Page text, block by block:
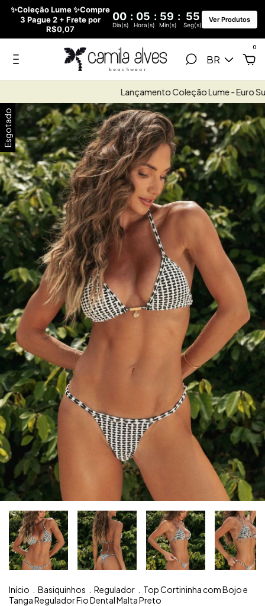
✨Coleção Lume ✨Compre
3 Pague 2 + Frete por
R$0,07
00 : 05 : 59 : 54
Dia(s) Hora(s) Min(s) Seg(s)
Ver Produtos
BR
0
Lançamento Coleção Lume - Euro Summer
Esgotado
Início Basiquinhos Regulador
Top Cortininha com Bojo e
Tanga Regulador Fio Dental Malta Preto